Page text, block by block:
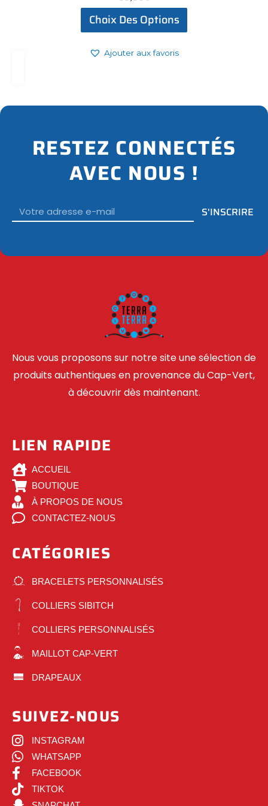
Choix Des Options
Ajouter aux favoris
RESTEZ CONNECTÉS
AVEC NOUS !
S'INSCRIRE
Nous vous proposons sur notre site une sélection de
produits authentiques en provenance du Cap-Vert,
à découvrir dès maintenant.
LIEN RAPIDE
ACCUEIL
BOUTIQUE
À PROPOS DE NOUS
CONTACTEZ-NOUS
CATÉGORIES
BRACELETS PERSONNALISÉS
COLLIERS SIBITCH
COLLIERS PERSONNALISÉS
MAILLOT CAP-VERT
DRAPEAUX
SUIVEZ-NOUS
INSTAGRAM
WHATSAPP
FACEBOOK
TIKTOK